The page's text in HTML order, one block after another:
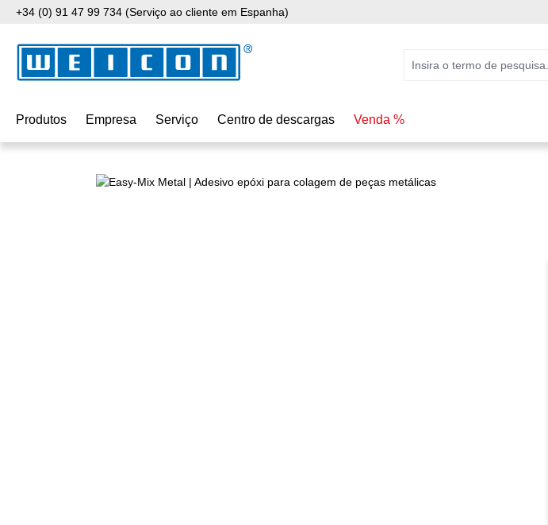
o conteúdo principal
Saltar para a pesquisa
Saltar para a navegação principal
+34 (0) 91 47 99 734 (Serviço ao cliente em Espanha)
Produtos Empresa Serviço Centro de descargas Venda %
Ignorar galeria de imagens